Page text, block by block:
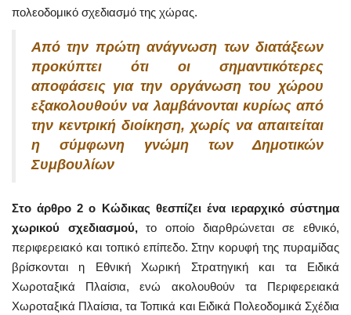
πολεοδομικό σχεδιασμό της χώρας.
Από την πρώτη ανάγνωση των διατάξεων
προκύπτει ότι οι σημαντικότερες
αποφάσεις για την οργάνωση του χώρου
εξακολουθούν να λαμβάνονται κυρίως από
την κεντρική διοίκηση, χωρίς να απαιτείται
η σύμφωνη γνώμη των Δημοτικών
Συμβουλίων
Στο άρθρο 2 ο Κώδικας θεσπίζει ένα ιεραρχικό σύστημα
χωρικού σχεδιασμού,το οποίο διαρθρώνεται σε εθνικό,
περιφερειακό και τοπικό επίπεδο. Στην κορυφή της πυραμίδας
βρίσκονται η Εθνική Χωρική Στρατηγική και τα Ειδικά
Χωροταξικά Πλαίσια, ενώ ακολουθούν τα Περιφερειακά
Χωροταξικά Πλαίσια, τα Τοπικά και Ειδικά Πολεοδομικά Σχέδια